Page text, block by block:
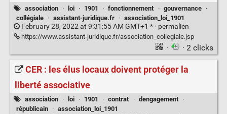
association · loi · 1901 · fonctionnement · gouvernance
·
collégiale
· assistant-juridique.fr · association_loi_1901
February 28, 2022 at 9:31:55 AM GMT+1 * · permalien
https://www.assistant-juridique.fr/association_collegiale.jsp
· · 2 clicks
CER : les élus locaux doivent protéger la
liberté associative
association · loi · 1901 · contrat · dengagement
·
républicain
· association_loi_1901